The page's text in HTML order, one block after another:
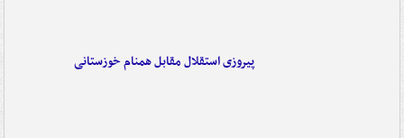
پیروزی استقلال مقابل همنام خوزستانی